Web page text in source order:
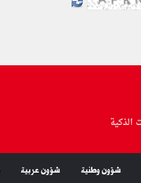
الذكية
شؤون وطنية شؤون عربية